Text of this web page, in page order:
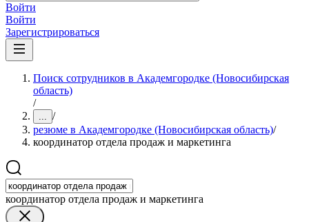
Войти
Войти
Зарегистрироваться
Поиск сотрудников в Академгородке (Новосибирская
область)
/
... /
резюме в Академгородке (Новосибирская область)/
координатор отдела продаж и маркетинга
координатор отдела продаж и маркетинга